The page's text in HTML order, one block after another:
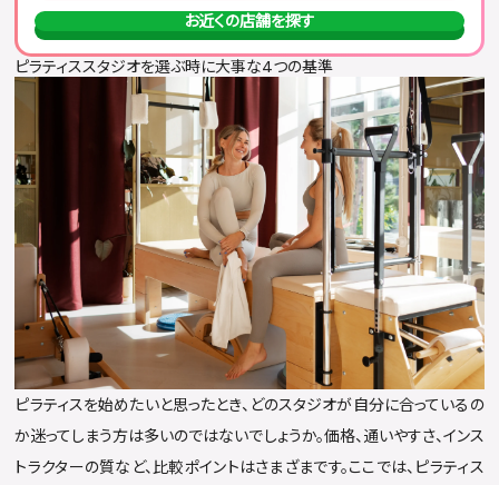
お近くの店舗を探す
ピラティススタジオを選ぶ時に大事な4つの基準
ピラティスを始めたいと思ったとき、どのスタジオが自分に合っているの
か迷ってしまう方は多いのではないでしょうか。価格、通いやすさ、インス
トラクターの質など、比較ポイントはさまざまです。ここでは、ピラティス